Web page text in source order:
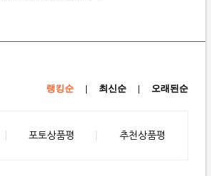
랭킹순 | 최신순 | 오래된순
포토상품평 추천상품평